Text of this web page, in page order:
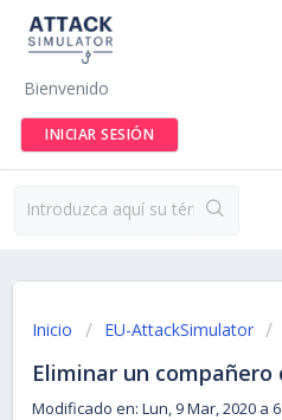
Bienvenido
INICIAR SESIÓN
Inicio EU-AttackSimulator
Eliminar un compañero
Modificado en: Lun, 9 Mar, 2020 a